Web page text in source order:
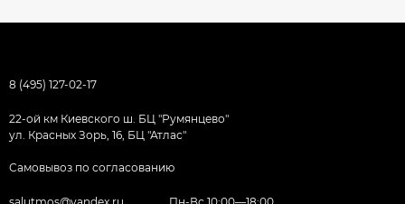
8 (495) 127-02-17
22-ой км Киевского ш. БЦ "Румянцево"
ул. Красных Зорь, 16, БЦ "Атлас"
Самовывоз по согласованию